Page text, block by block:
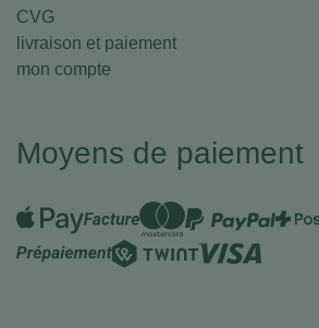
CVG
livraison et paiement
mon compte
Moyens de paiement